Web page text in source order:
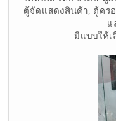
ตู้จัดแสดงสินค้า, ตู้คร
แ
มีแบบให้เ